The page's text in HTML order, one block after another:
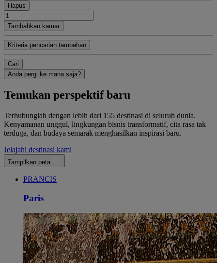
Hapus
Tambahkan kamar
Kriteria pencarian tambahan
Cari
Anda pergi ke mana saja?
Temukan perspektif baru
Terhubunglah dengan lebih dari 155 destinasi di seluruh dunia.
Kenyamanan unggul, lingkungan bisnis transformatif, cita rasa tak
terduga, dan budaya semarak menghasilkan inspirasi baru.
Jelajahi destinasi kami
Tampilkan peta
PRANCIS
Paris